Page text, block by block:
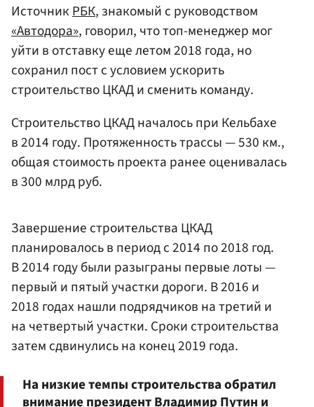
ИсточникРБК, знакомый с руководством
«Автодора», говорил, что топ-менеджер мог
уйти в отставку еще летом 2018 года, но
сохранил пост с условием ускорить
строительство ЦКАД и сменить команду.
Строительство ЦКАД началось при Кельбахе
в 2014 году. Протяженность трассы — 530 км.,
общая стоимость проекта ранее оценивалась
в 300 млрд руб.
Завершение строительства ЦКАД
планировалось в период с 2014 по 2018 год.
В 2014 году были разыграны первые лоты —
первый и пятый участки дороги. В 2016 и
2018 годах нашли подрядчиков на третий и
на четвертый участки. Сроки строительства
затем сдвинулись на конец 2019 года.
На низкие темпы строительства обратил
внимание президентВладимир Путини